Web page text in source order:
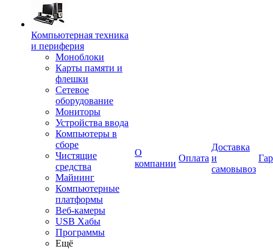
Компьютерная техника
и периферия
Моноблоки
Карты памяти и
флешки
Сетевое
оборудование
Мониторы
Устройства ввода
Компьютеры в
сборе
Чистящие
средства
Майнинг
Компьютерные
платформы
Веб-камеры
USB Хабы
Программы
Ещё
О
компании
Оплата
Доставка
и
самовывоз